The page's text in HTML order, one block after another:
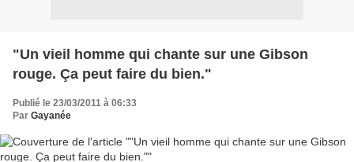
"Un vieil homme qui chante sur une Gibson
rouge. Ça peut faire du bien."
Publié le 23/03/2011 à 06:33
Par Gayanée